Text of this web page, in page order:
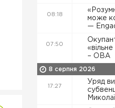
08:18
може
—
07:50
– ОВА
8 серпня 2026
17:27
Уряд